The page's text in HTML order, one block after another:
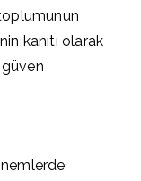
kanıtı olarak